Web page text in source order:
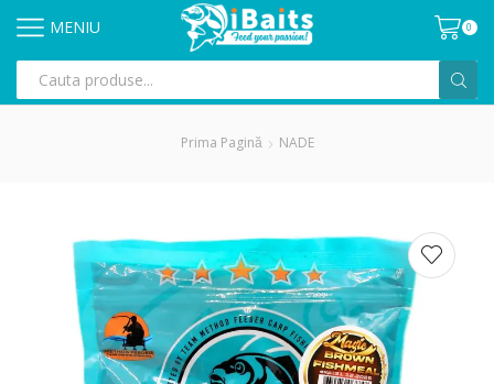
MENIU 0
Prima Pagină NADE